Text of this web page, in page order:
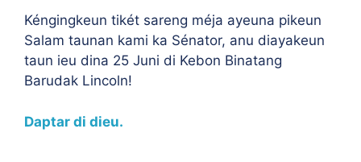
Kéngingkeun tikét sareng méja ayeuna pikeun
Salam taunan kami ka Sénator, anu diayakeun
taun ieu dina 25 Juni di Kebon Binatang
Barudak Lincoln!
Daptar di dieu.